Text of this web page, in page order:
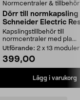
Normcentraler & tillbehör
Dörr till normkapsling
Schneider Electric
Kapslingstillbehör till
normcentraler med pla...
Utförande: 2 x 13 moduler
399,00
Lägg i varukorg